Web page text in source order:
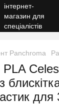
Panchroma
для